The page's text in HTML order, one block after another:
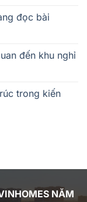
đọc bài
đến khu nghỉ
trong kiến
NĂM